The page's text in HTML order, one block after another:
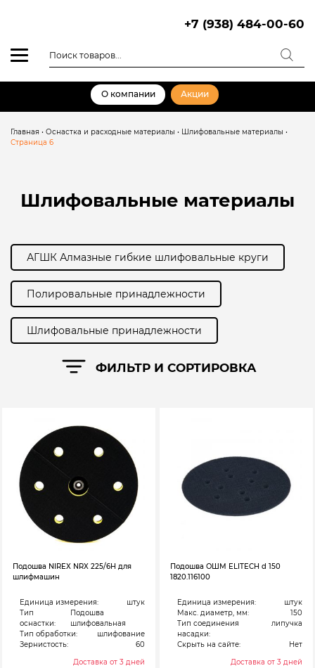
+7 (938) 484-00-60
товаров
О компании Акции
Главная • Оснастка и расходные материалы • Шлифовальные материалы •
Страница 6
Шлифовальные материалы
АГШК Алмазные гибкие шлифовальные круги
Полировальные принадлежности
Шлифовальные принадлежности
Подошва NIREX NRX 225/6H для
шлифмашин
Единица измерения:
штук
Тип
оснастки:
Подошва
шлифовальная
Тип обработки:
шлифование
Зернистость:
60
Доставка от 3 дней
Подошва ОШМ ELITECH d 150
1820.116100
Единица измерения:
штук
Макс. диаметр, мм:
150
Тип соединения
насадки:
липучка
Скрыть на сайте:
Нет
Доставка от 3 дней
ФИЛЬТР И СОРТИРОВКА